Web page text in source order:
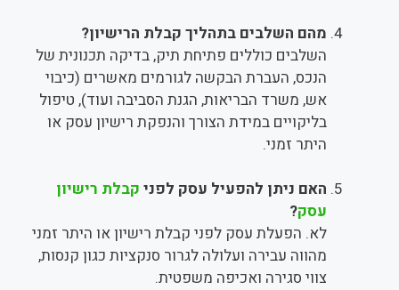
מהם השלבים בתהליך קבלת הרישיון?
השלבים כוללים פתיחת תיק, בדיקה תכנונית של
הנכס, העברת הבקשה לגורמים מאשרים (כיבוי
אש, משרד הבריאות, הגנת הסביבה ועוד), טיפול
בליקויים במידת הצורך והנפקת רישיון עסק או
היתר זמני.
האם ניתן להפעיל עסק לפני קבלת רישיון
עסק?
לא. הפעלת עסק לפני קבלת רישיון או היתר זמני
מהווה עבירה ועלולה לגרור סנקציות כגון קנסות,
צווי סגירה ואכיפה משפטית.